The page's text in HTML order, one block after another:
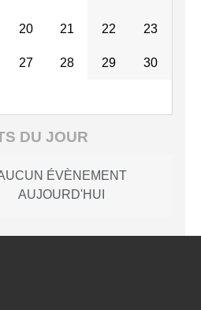
20 21 22 23
27 28 29 30
DU JOUR
ÉVÈNEMENT
AUJOURD'HUI